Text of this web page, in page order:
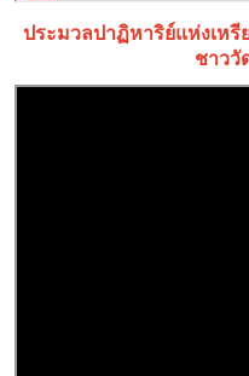
ประมวลปาฏิหาริย์แห่งเห
ชาววั